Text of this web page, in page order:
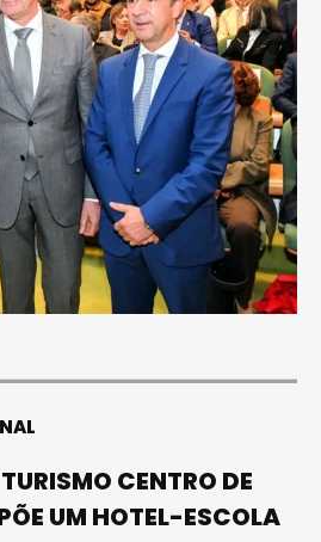
CENTRO DE
UM HOTEL-ESCOLA